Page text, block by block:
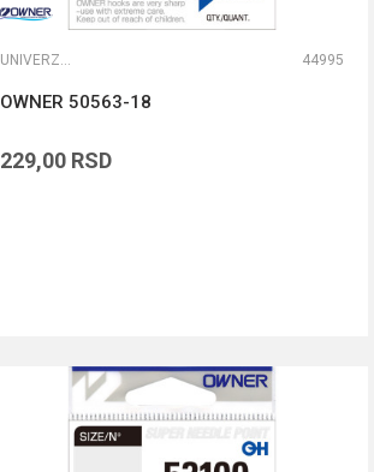
UNIVERZALNE UDICE 44995
OWNER 50563-18
229,00 RSD